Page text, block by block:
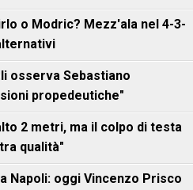
o Modric? Mezz'ala nel 4-3-
osserva Sebastiano
propedeutiche"
2 metri, ma il colpo di testa
qualità"
Napoli: oggi Vincenzo Prisco